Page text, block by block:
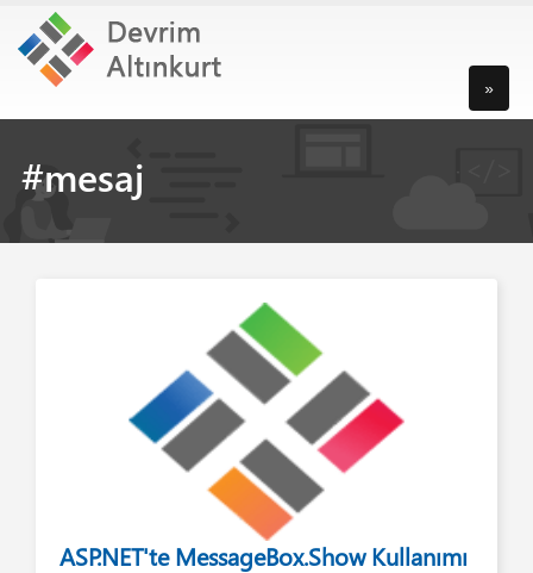
»
#mesaj
ASP.NET'te MessageBox.Show Kullanımı